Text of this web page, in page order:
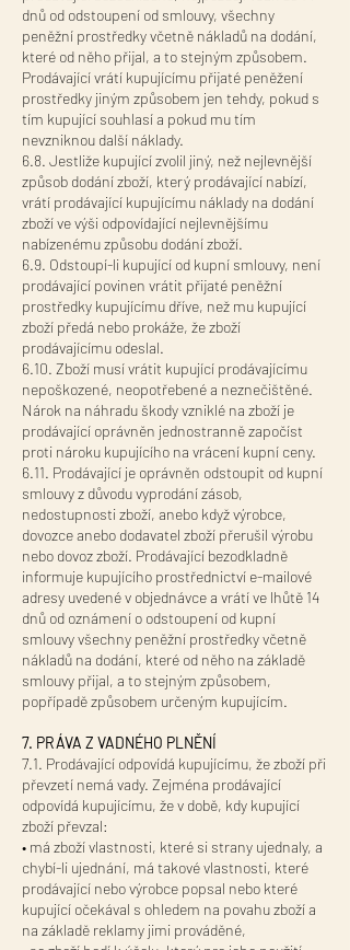
dnů od odstoupení od smlouvy, všechny
peněžní prostředky včetně nákladů na dodání,
které od něho přijal, a to stejným způsobem.
Prodávající vrátí kupujícímu přijaté peněžení
prostředky jiným způsobem jen tehdy, pokud s
tím kupující souhlasí a pokud mu tím
nevzniknou další náklady.
6.8. Jestliže kupující zvolil jiný, než nejlevnější
způsob dodání zboží, který prodávající nabízí,
vrátí prodávající kupujícímu náklady na dodání
zboží ve výši odpovídající nejlevnějšímu
nabízenému způsobu dodání zboží.
6.9. Odstoupí-li kupující od kupní smlouvy, není
prodávající povinen vrátit přijaté peněžní
prostředky kupujícímu dříve, než mu kupující
zboží předá nebo prokáže, že zboží
prodávajícímu odeslal.
6.10. Zboží musí vrátit kupující prodávajícímu
nepoškozené, neopotřebené a neznečištěné.
Nárok na náhradu škody vzniklé na zboží je
prodávající oprávněn jednostranně započíst
proti nároku kupujícího na vrácení kupní ceny.
6.11. Prodávající je oprávněn odstoupit od kupní
smlouvy z důvodu vyprodání zásob,
nedostupnosti zboží, anebo když výrobce,
dovozce anebo dodavatel zboží přerušil výrobu
nebo dovoz zboží. Prodávající bezodkladně
informuje kupujícího prostřednictví e-mailové
adresy uvedené v objednávce a vrátí ve lhůtě 14
dnů od oznámení o odstoupení od kupní
smlouvy všechny peněžní prostředky včetně
nákladů na dodání, které od něho na základě
smlouvy přijal, a to stejným způsobem,
popřípadě způsobem určeným kupujícím.
7. PRÁVA Z VADNÉHO PLNĚNÍ
7.1. Prodávající odpovídá kupujícímu, že zboží při
převzetí nemá vady. Zejména prodávající
odpovídá kupujícímu, že v době, kdy kupující
zboží převzal:
• má zboží vlastnosti, které si strany ujednaly, a
chybí-li ujednání, má takové vlastnosti, které
prodávající nebo výrobce popsal nebo které
kupující očekával s ohledem na povahu zboží a
na základě reklamy jimi prováděné,